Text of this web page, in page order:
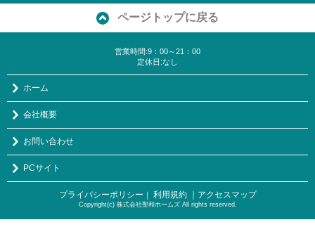
ページトップに戻る
営業時間:9：00～21：00
定休日:なし
ホーム
会社概要
お問い合わせ
PCサイト
プライバシーポリシー ｜ 利用規約 ｜アクセスマップ
Copyright(c) 株式会社聖和ホームズ All rights reserved.